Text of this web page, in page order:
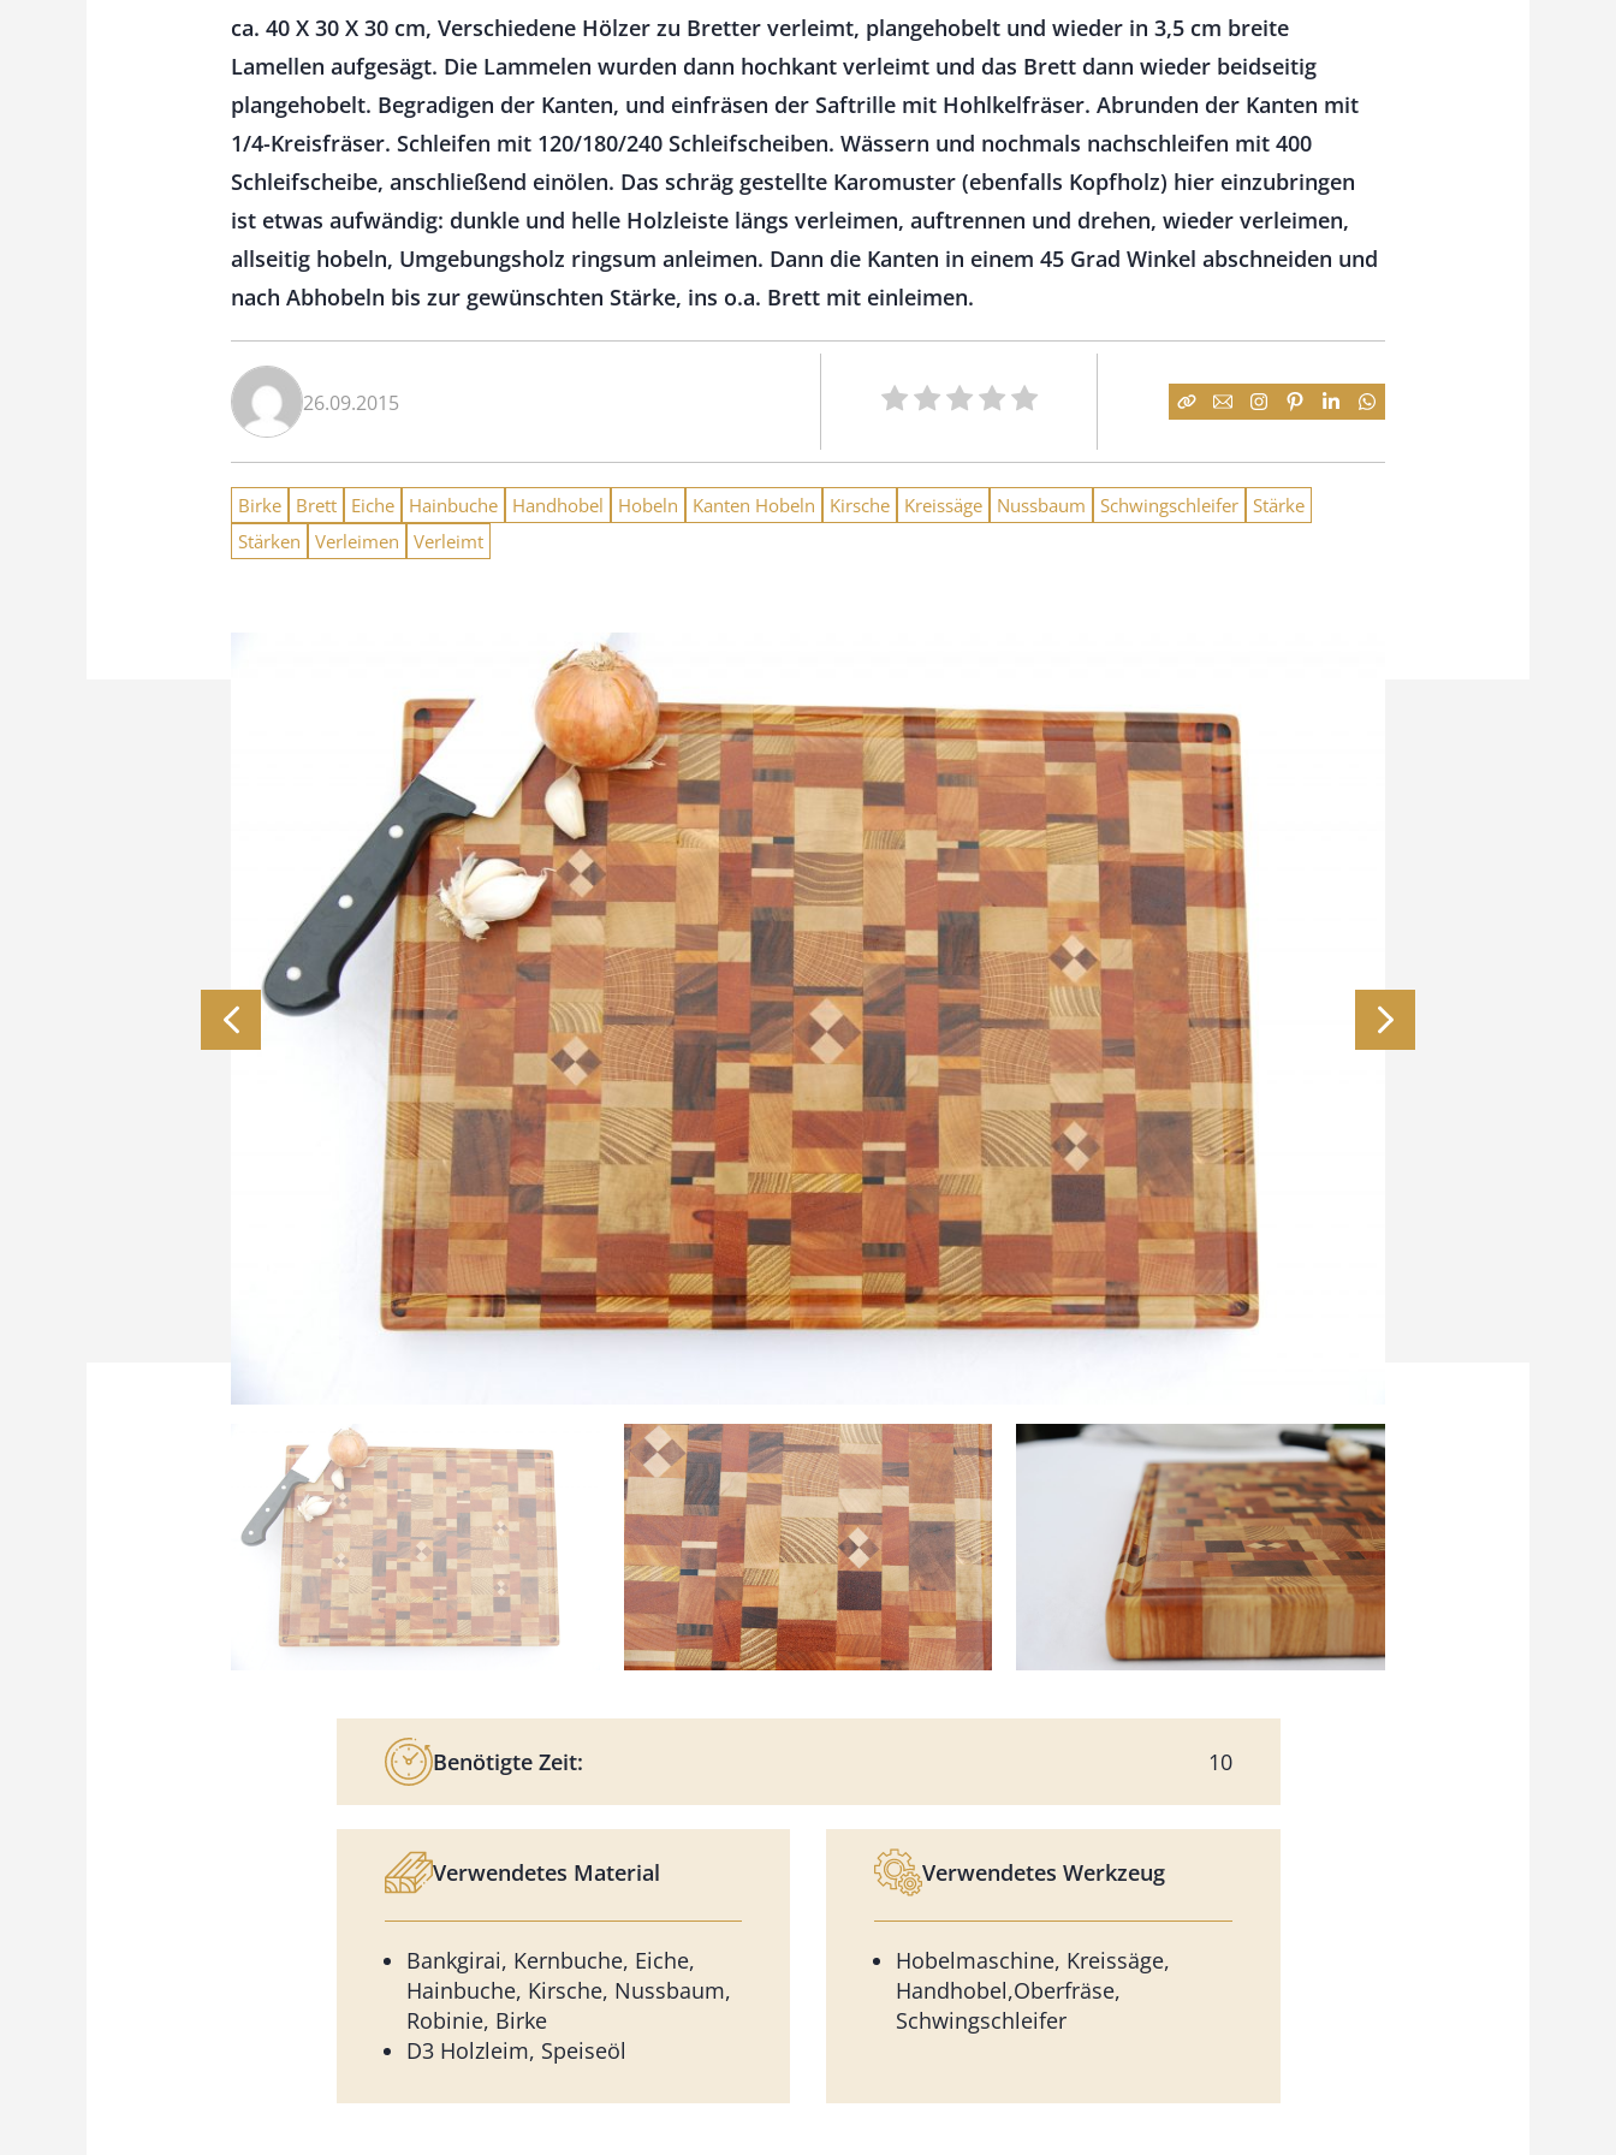
ca. 40 X 30 X 30 cm, Verschiedene Hölzer zu Bretter verleimt, plangehobelt und wieder in 3,5 cm breite
Lamellen aufgesägt. Die Lammelen wurden dann hochkant verleimt und das Brett dann wieder beidseitig
plangehobelt. Begradigen der Kanten, und einfräsen der Saftrille mit Hohlkelfräser. Abrunden der Kanten mit
1/4-Kreisfräser. Schleifen mit 120/180/240 Schleifscheiben. Wässern und nochmals nachschleifen mit 400
Schleifscheibe, anschließend einölen. Das schräg gestellte Karomuster (ebenfalls Kopfholz) hier einzubringen
ist etwas aufwändig: dunkle und helle Holzleiste längs verleimen, auftrennen und drehen, wieder verleimen,
allseitig hobeln, Umgebungsholz ringsum anleimen. Dann die Kanten in einem 45 Grad Winkel abschneiden und
nach Abhobeln bis zur gewünschten Stärke, ins o.a. Brett mit einleimen.
26.09.2015
Birke Brett Eiche Hainbuche Handhobel Hobeln Kanten Hobeln Kirsche Kreissäge Nussbaum Schwingschleifer Stärke
Stärken
Verleimen Verleimt
Benötigte Zeit: 10
Verwendetes Material
Bankgirai, Kernbuche, Eiche,
Hainbuche, Kirsche, Nussbaum,
Robinie, Birke
D3 Holzleim, Speiseöl
Verwendetes Werkzeug
Hobelmaschine, Kreissäge,
Handhobel,Oberfräse,
Schwingschleifer